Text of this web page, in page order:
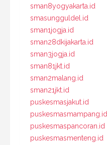
sman8yogyakarta.id
smasungguldel.id
sman1jogja.id
sman28dkijakarta.id
sman3jogja.id
sman81jkt.id
sman2malang.id
sman21jkt.id
puskesmasjakut.id
puskesmasmampang.id
puskesmaspancoran.id
puskesmasmenteng.id